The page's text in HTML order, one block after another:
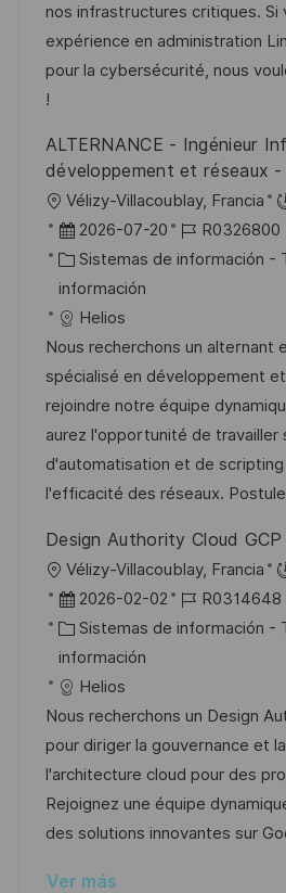
ó
n
e
p
u
i
c
n
p
l
e
o
r
í
nos infrastructures critiques. Si
expérience en administration
pour la cybersécurité, nous
!
ALTERNANCE - Ingénieur
développement et réseaux
U
b
a
c
i
ó
n
Vélizy-Villacoublay, Francia
F
e
c
h
a
d
e
p
u
b
i
c
a
c
i
ó
n
2026-07-20
I
D
e
m
p
l
e
o
R0326800
C
a
t
e
g
o
r
í
a
Sistemas de información -
información
Helios
Nous recherchons un alternant
spécialisé en développement
rejoindre notre équipe
aurez l'opportunité de travailler
d'automatisation et de
l'efficacité des réseaux.
Design Authority Cloud
U
b
a
c
i
ó
n
Vélizy-Villacoublay, Francia
F
e
c
h
a
d
e
p
u
2026-02-02
I
D
e
m
p
l
e
R0314648
C
a
t
e
g
o
r
í
Sistemas de información -
información
Helios
Nous recherchons un Design
pour diriger la gouvernance et
l'architecture cloud pour des
Rejoignez une équipe
des solutions innovantes sur
Ver más